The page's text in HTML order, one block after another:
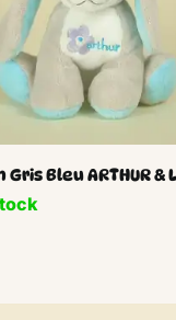
Bleu ARTHUR &